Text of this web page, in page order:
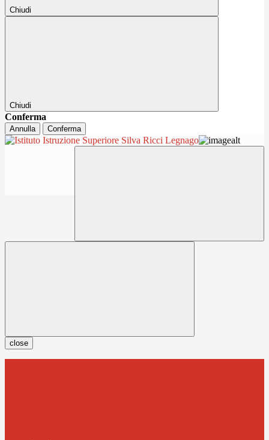
Chiudi
Chiudi
Conferma
Annulla Conferma
close